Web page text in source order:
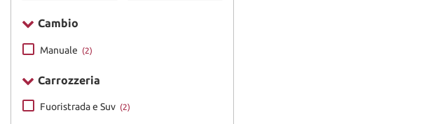
Cambio
Manuale (2)
Carrozzeria
Fuoristrada e Suv (2)